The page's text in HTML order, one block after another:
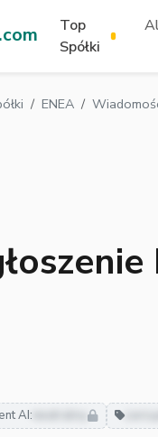
Top
Spółki
ENEA
AI: neutralny